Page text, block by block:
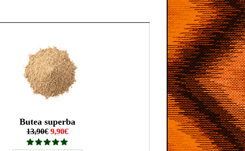
Butea superba
13,90€ 9,90€